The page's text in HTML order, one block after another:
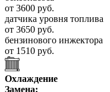
от 3600 руб.
датчика уровня топлива
от 3650 руб.
бензинового инжектора
от 1510 руб.
Охлаждение
Замена: